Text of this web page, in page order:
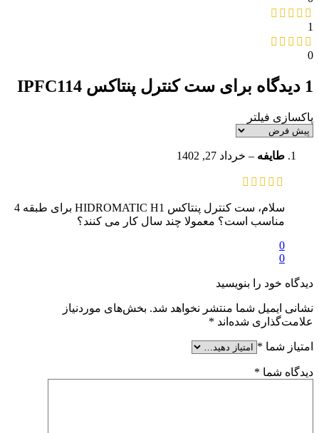
1
0
1 دیدگاه برای ست کنترل پنتاکس IPFC114
پاکسازی فیلتر
طایفه – خرداد 27, 1402
سلام، ست کنترل پنتاکس HIDROMATIC H1 برای طبقه 4
مناسب است؟ معمولا چند سال کار می کنند؟
0
0
دیدگاه خود را بنویسید
نشانی ایمیل شما منتشر نخواهد شد. بخش‌های موردنیاز
علامت‌گذاری شده‌اند *
امتیاز شما *
دیدگاه شما *